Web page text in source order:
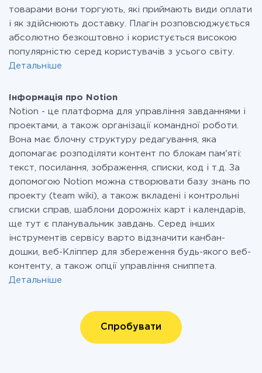
товарами вони торгують, які приймають види оплати
і як здійснюють доставку. Плагін розповсюджується
абсолютно безкоштовно і користується високою
популярністю серед користувачів з усього світу.
Детальніше
Інформація про Notion
Notion - це платформа для управління завданнями і
проектами, а також організації командної роботи.
Вона має блочну структуру редагування, яка
допомагає розподіляти контент по блокам пам'яті:
текст, посилання, зображення, списки, код і т.д. За
допомогою Notion можна створювати базу знань по
проекту (team wiki), а також вкладені і контрольні
списки справ, шаблони дорожніх карт і календарів,
ще тут є планувальник завдань. Серед інших
інструментів сервісу варто відзначити канбан-
дошки, веб-Кліппер для збереження будь-якого веб-
контенту, а також опції управління сниппета.
Детальніше
Спробувати